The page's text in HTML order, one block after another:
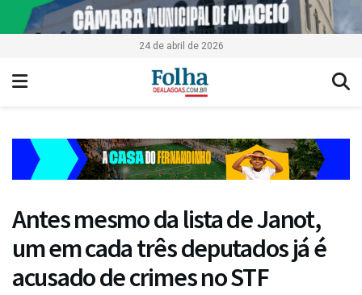
24 de abril de 2026
Antes mesmo da lista de Janot,
um em cada três deputados já é
acusado de crimes no STF